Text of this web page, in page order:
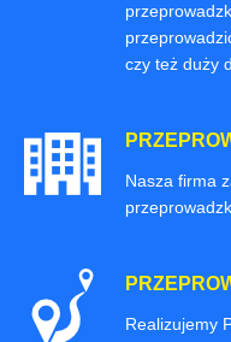
czy też duży
Nasza firma
Realizujemy